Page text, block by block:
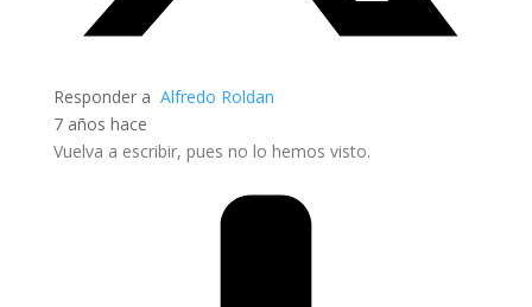
Responder a Alfredo Roldan
7 años hace
Vuelva a escribir, pues no lo hemos visto.